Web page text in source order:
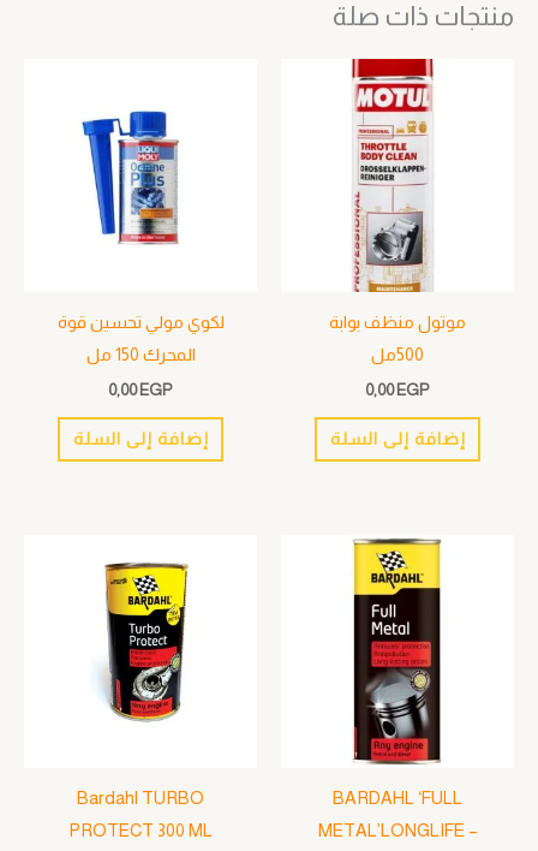
منتجات ذات صلة
موتول منظف بوابة
500مل
0,00 EGP
إضافة إلى السلة
لكوي مولي تحسين قوة
المحرك 150 مل
0,00 EGP
إضافة إلى السلة
BARDAHL ‘FULL
METAL’LONGLIFE –
Bardahl TURBO
PROTECT 300 ML